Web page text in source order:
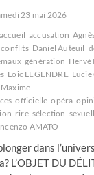
23 mai 2026
accueil accusation
conflits Daniel Auteuil
génération Hervé
Loic LEGENDRE Lucie
Maxime
officielle opéra
rire sélection
AMATO
dans
L’OBJET DU